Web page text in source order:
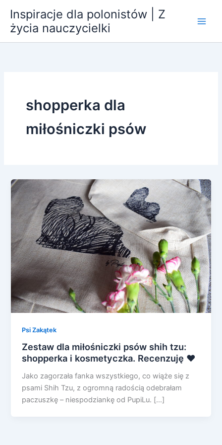
treści
Inspiracje dla polonistów | Z
życia nauczycielki
shopperka dla
miłośniczki psów
Psi Zakątek
Zestaw dla miłośniczki psów shih tzu:
shopperka i kosmetyczka. Recenzuję ❤
Jako zagorzała fanka wszystkiego, co wiąże się z
psami Shih Tzu, z ogromną radością odebrałam
paczuszkę – niespodziankę od PupiLu. […]